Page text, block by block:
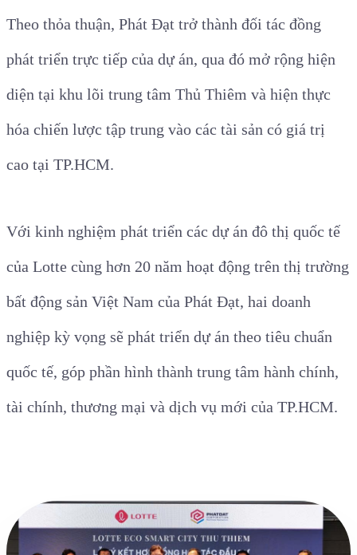
Theo thỏa thuận, Phát Đạt trở thành đối tác đồng
phát triển trực tiếp của dự án, qua đó mở rộng hiện
diện tại khu lõi trung tâm Thủ Thiêm và hiện thực
hóa chiến lược tập trung vào các tài sản có giá trị
cao tại TP.HCM.
Với kinh nghiệm phát triển các dự án đô thị quốc tế
của Lotte cùng hơn 20 năm hoạt động trên thị trường
bất động sản Việt Nam của Phát Đạt, hai doanh
nghiệp kỳ vọng sẽ phát triển dự án theo tiêu chuẩn
quốc tế, góp phần hình thành trung tâm hành chính,
tài chính, thương mại và dịch vụ mới của TP.HCM.